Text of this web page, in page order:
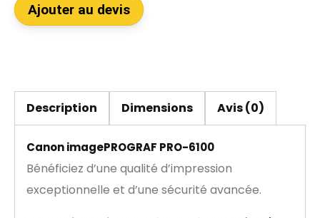
Ajouter au devis
Description Dimensions Avis (0)
Canon imagePROGRAF PRO-6100
Bénéficiez d’une qualité d’impression
exceptionnelle et d’une sécurité avancée.